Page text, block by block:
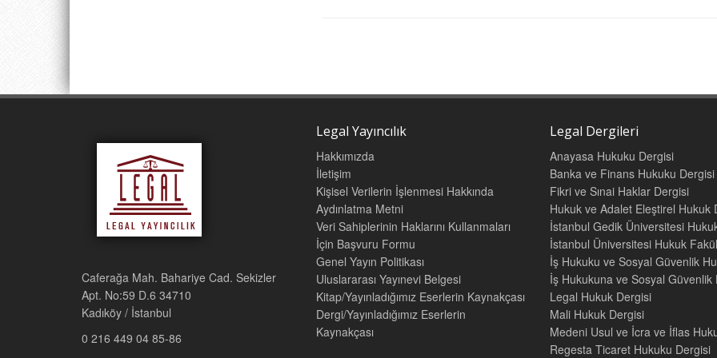
Ele aldığı konulara yaklaşım tarzından hareketle, Anayasa hukuku derslerinin üç
Anayasa hukuku genel kuramını “ülke-insan-devlet” ekseninde tasarlama gereği,
Uluslararası boyut, anayasa hukukunun uluslararasılaşması ve uluslararası
de kapsamına alıyor.
İçerik ve konuların işleniş tarzında ise, geniş bir kaynakçanın etkisi kadar, ulusal
deneyimleri de belirleyici olmuştur.
İÇİNDEKİLER
BAŞLICA KISALTMALAR VII
GENEL GİRİŞ:
ANAYASA VE HUKUKU
Caferağa Mah. Bahariye Cad. Sekizler
Apt. No:59 D.6 34710
Kadıköy / İstanbul
0 216 449 04 85-86
Legal Yayıncılık
Hakkımızda
İletişim
Kişisel Verilerin İşlenmesi Hakkında
Aydınlatma Metni
Veri Sahiplerinin Haklarını Kullanmaları
İçin Başvuru Formu
Genel Yayın Politikası
Uluslararası Yayınevi Belgesi
Kitap/Yayınladığımız Eserlerin Kaynakçası
Dergi/Yayınladığımız Eserlerin
Kaynakçası
Legal Dergileri
Anayasa Hukuku Dergisi
Banka ve Finans Hukuku Dergisi
Fikri ve Sınai Haklar Dergisi
Hukuk ve Adalet Eleştirel Hukuk
İstanbul Gedik Üniversitesi
İstanbul Üniversitesi Hukuk
İş Hukuku ve Sosyal Güvenlik
İş Hukukuna ve Sosyal Güvenlik
Legal Hukuk Dergisi
Mali Hukuk Dergisi
Medeni Usul ve İcra ve İflas
Regesta Ticaret Hukuku Dergisi